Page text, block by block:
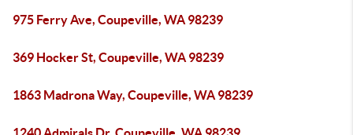
975 Ferry Ave, Coupeville, WA 98239
369 Hocker St, Coupeville, WA 98239
1863 Madrona Way, Coupeville, WA 98239